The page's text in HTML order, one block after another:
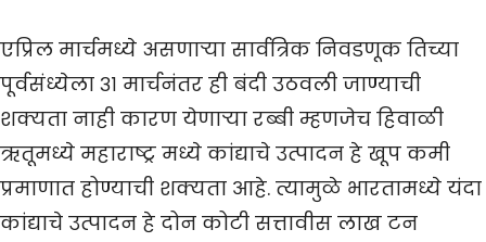
एप्रिल मार्चमध्ये असणाऱ्या सार्वत्रिक निवडणूक तिच्या
पूर्वसंध्येला ३१ मार्चनंतर ही बंदी उठवली जाण्याची
शक्यता नाही कारण येणाऱ्या रब्बी म्हणजेच हिवाळी
ऋतूमध्ये महाराष्ट्र मध्ये कांद्याचे उत्पादन हे खूप कमी
प्रमाणात होण्याची शक्यता आहे. त्यामुळे भारतामध्ये यंदा
कांद्याचे उत्पादन हे दोन कोटी सत्तावीस लाख टन